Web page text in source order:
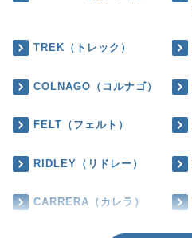
TREK（トレック）
COLNAGO（コルナゴ）
FELT（フェルト）
RIDLEY（リドレー）
CARRERA（カレラ）